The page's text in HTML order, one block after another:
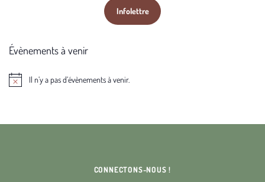
Infolettre
Évènements à venir
Notice Il n’y a pas d’évènements à venir.
CONNECTONS-NOUS !